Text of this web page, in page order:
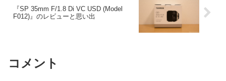
『SP 35mm F/1.8 Di VC USD (Model
F012)』のレビューと思い出
コメント